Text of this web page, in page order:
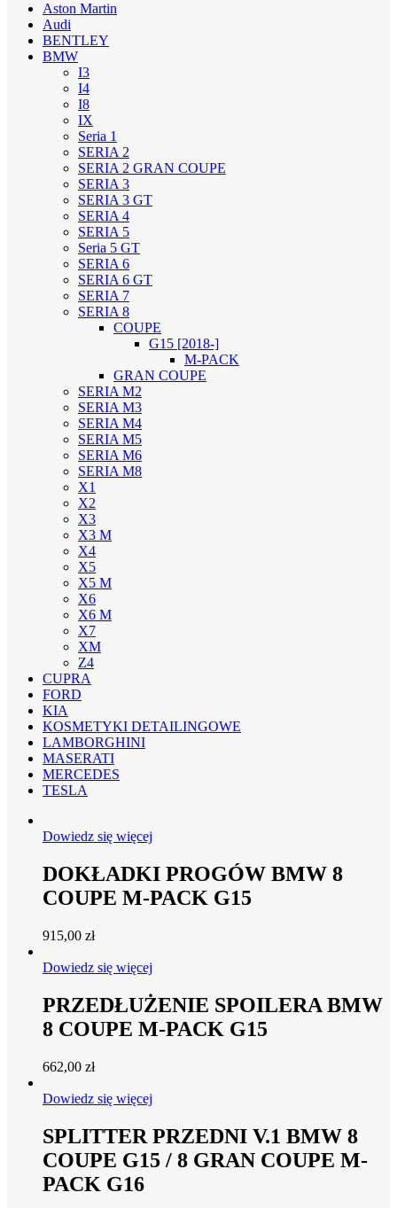
Aston Martin
Audi
BENTLEY
BMW
I3
I4
I8
IX
Seria 1
SERIA 2
SERIA 2 GRAN COUPE
SERIA 3
SERIA 3 GT
SERIA 4
SERIA 5
Seria 5 GT
SERIA 6
SERIA 6 GT
SERIA 7
SERIA 8
COUPE
G15 [2018-]
M-PACK
GRAN COUPE
SERIA M2
SERIA M3
SERIA M4
SERIA M5
SERIA M6
SERIA M8
X1
X2
X3
X3 M
X4
X5
X5 M
X6
X6 M
X7
XM
Z4
CUPRA
FORD
KIA
KOSMETYKI DETAILINGOWE
LAMBORGHINI
MASERATI
MERCEDES
TESLA
Dowiedz się więcej
DOKŁADKI PROGÓW BMW 8
COUPE M-PACK G15
915,00 zł
Dowiedz się więcej
PRZEDŁUŻENIE SPOILERA BMW
8 COUPE M-PACK G15
662,00 zł
Dowiedz się więcej
SPLITTER PRZEDNI V.1 BMW 8
COUPE G15 / 8 GRAN COUPE M-
PACK G16